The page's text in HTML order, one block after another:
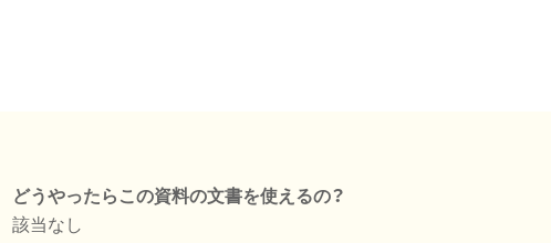
どうやったらこの資料の文書を使えるの？
該当なし